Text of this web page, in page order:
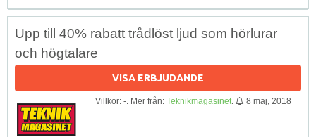
Upp till 40% rabatt trådlöst ljud som hörlurar
och högtalare
VISA ERBJUDANDE
Villkor: -. Mer från: Teknikmagasinet 8 maj, 2018